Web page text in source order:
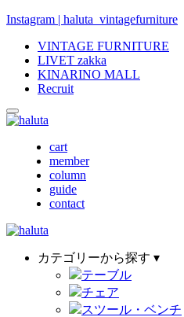
Instagram | haluta_vintagefurniture
VINTAGE FURNITURE
LIVET zakka
KINARINO MALL
Recruit
cart
member
column
guide
contact
カテゴリーから探す ▾
テーブル
チェア
スツール・ベンチ